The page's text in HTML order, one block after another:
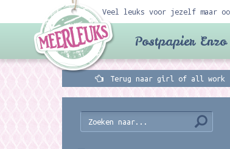
Veel leuks voor jezelf maar
Postpapier Enzo
Terug naar girl of all work